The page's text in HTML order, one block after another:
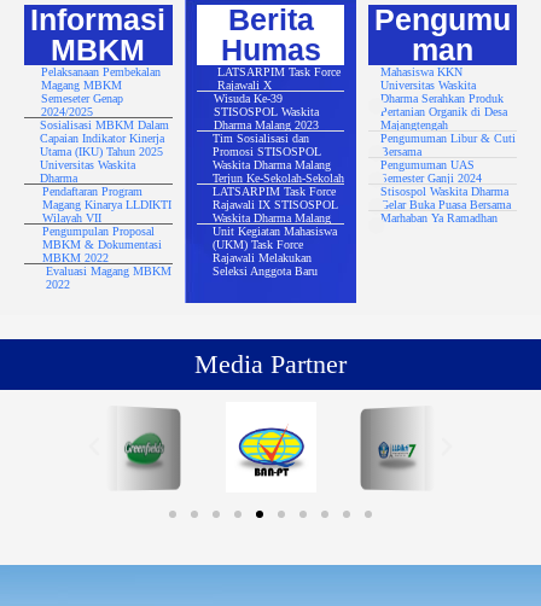
Informasi
MBKM
Pelaksanaan Pembekalan
Magang MBKM
Semeseter Genap
2024/2025
Sosialisasi MBKM Dalam
Capaian Indikator Kinerja
Utama (IKU) Tahun 2025
Universitas Waskita
Dharma
Pendaftaran Program
Magang Kinarya LLDIKTI
Wilayah VII
Pengumpulan Proposal
MBKM & Dokumentasi
MBKM 2022
Evaluasi Magang MBKM
2022
Berita
Humas
LATSARPIM Task Force
Rajawali X
Wisuda Ke-39
STISOSPOL Waskita
Dharma Malang 2023
Tim Sosialisasi dan
Promosi STISOSPOL
Waskita Dharma Malang
Terjun Ke-Sekolah-Sekolah
LATSARPIM Task Force
Rajawali IX STISOSPOL
Waskita Dharma Malang
Unit Kegiatan Mahasiswa
(UKM) Task Force
Rajawali Melakukan
Seleksi Anggota Baru
Pengumu
man
Mahasiswa KKN
Universitas Waskita
Dharma Serahkan Produk
Pertanian Organik di Desa
Majangtengah
Pengumuman Libur & Cuti
Bersama
Pengumuman UAS
Semester Ganji 2024
Stisospol Waskita Dharma
Gelar Buka Puasa Bersama
Marhaban Ya Ramadhan
Media Partner